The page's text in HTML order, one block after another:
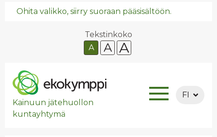
Ohita valikko, siirry suoraan pääsisältöön.
Tekstinkoko
A
A A
Kainuun jätehuollon
kuntayhtymä
FI